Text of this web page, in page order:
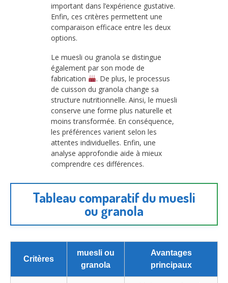
important dans l’expérience gustative.
Enfin, ces critères permettent une
comparaison efficace entre les deux
options.
Le muesli ou granola se distingue
également par son mode de
fabrication
. De plus, le processus
de cuisson du granola change sa
structure nutritionnelle. Ainsi, le muesli
conserve une forme plus naturelle et
moins transformée. En conséquence,
les préférences varient selon les
attentes individuelles. Enfin, une
analyse approfondie aide à mieux
comprendre ces différences.
Tableau comparatif du muesli
ou granola
Critères
muesli ou
granola
Avantages
principaux